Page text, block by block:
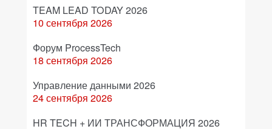
TEAM LEAD TODAY 2026
10 сентября 2026
Форум ProcessTech
18 сентября 2026
Управление данными 2026
24 сентября 2026
HR TECH + ИИ ТРАНСФОРМАЦИЯ 2026